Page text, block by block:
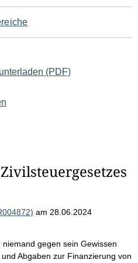
(PDF)
am 28.06.2024
gegen sein Gewissen
Abgaben zur Finanzierung von